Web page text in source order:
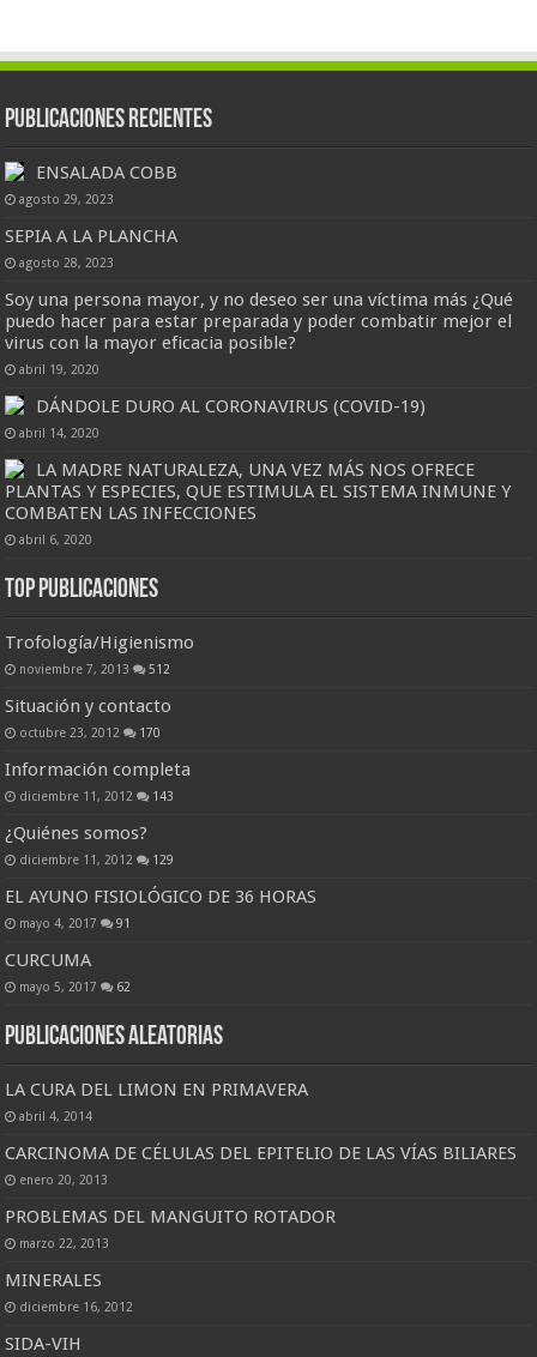
Publicaciones Recientes
ENSALADA COBB
agosto 29, 2023
SEPIA A LA PLANCHA
agosto 28, 2023
Soy una persona mayor, y no deseo ser una víctima más ¿Qué
puedo hacer para estar preparada y poder combatir mejor el
virus con la mayor eficacia posible?
abril 19, 2020
DÁNDOLE DURO AL CORONAVIRUS (COVID-19)
abril 14, 2020
LA MADRE NATURALEZA, UNA VEZ MÁS NOS OFRECE
PLANTAS Y ESPECIES, QUE ESTIMULA EL SISTEMA INMUNE Y
COMBATEN LAS INFECCIONES
abril 6, 2020
Top Publicaciones
Trofología/Higienismo
noviembre 7, 2013 512
Situación y contacto
octubre 23, 2012 170
Información completa
diciembre 11, 2012 143
¿Quiénes somos?
diciembre 11, 2012 129
EL AYUNO FISIOLÓGICO DE 36 HORAS
mayo 4, 2017 91
CURCUMA
mayo 5, 2017 62
Publicaciones Aleatorias
LA CURA DEL LIMON EN PRIMAVERA
abril 4, 2014
CARCINOMA DE CÉLULAS DEL EPITELIO DE LAS VÍAS BILIARES
enero 20, 2013
PROBLEMAS DEL MANGUITO ROTADOR
marzo 22, 2013
MINERALES
diciembre 16, 2012
SIDA-VIH